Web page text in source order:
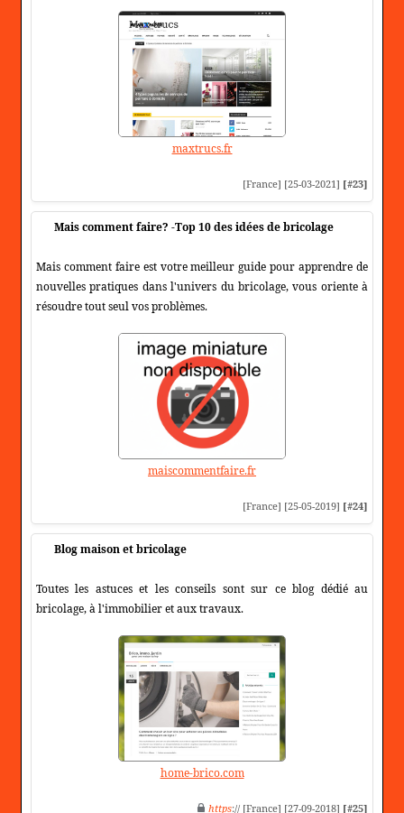
maxtrucs.fr
[France] [25-03-2021] [#23]
Mais comment faire? -Top 10 des idées de bricolage
Mais comment faire est votre meilleur guide pour apprendre de
nouvelles pratiques dans l'univers du bricolage, vous oriente à
résoudre tout seul vos problèmes.
maiscommentfaire.fr
[France] [25-05-2019] [#24]
Blog maison et bricolage
Toutes les astuces et les conseils sont sur ce blog dédié au
bricolage, à l'immobilier et aux travaux.
home-brico.com
https:// [France] [27-09-2018] [#25]